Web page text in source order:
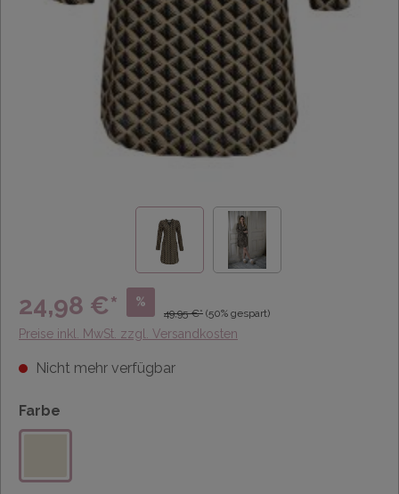
24,98 €* %
49,95 €* (50% gespart)
Preise inkl. MwSt. zzgl. Versandkosten
Nicht mehr verfügbar
Farbe